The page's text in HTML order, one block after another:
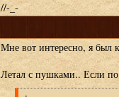
//-_-
Мне вот интересно, я был
Летал с пушками.. Если по